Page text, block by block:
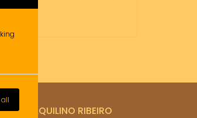
AQUILINO RIBEIRO